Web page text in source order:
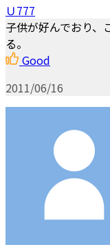
Ｕ777
子供が好んでおり、
る。
Good
2011/06/16